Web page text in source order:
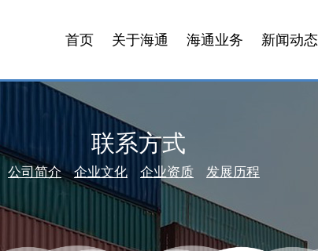
首页 关于海通 海通业务 新闻动态
联系方式
公司简介 企业文化 企业资质 发展历程